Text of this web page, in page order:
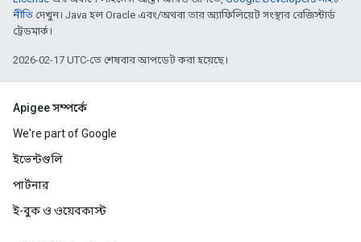
নীতি দেখুন। Java হল Oracle এবং/অথবা তার অ্যাফিলিয়েট সংস্থার রেজিস্টার্ড
ট্রেডমার্ক।
2026-02-17 UTC-তে শেষবার আপডেট করা হয়েছে।
Apigee সম্পর্কে
We're part of Google
ইভেন্টগুলি
পার্টনার
ই-বুক ও ওয়েবকাস্ট